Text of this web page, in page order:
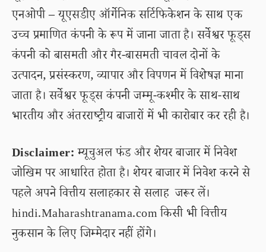
एनओपी – यूएसडीए ऑर्गेनिक सर्टिफिकेशन के साथ एक
उच्च प्रमाणित कंपनी के रूप में जाना जाता है। सर्वेश्वर फूड्स
कंपनी को बासमती और गैर-बासमती चावल दोनों के
उत्पादन, प्रसंस्करण, व्यापार और विपणन में विशेषज्ञ माना
जाता है। सर्वेश्वर फूड्स कंपनी जम्मू-कश्मीर के साथ-साथ
भारतीय और अंतरराष्ट्रीय बाजारों में भी कारोबार कर रही है।
Disclaimer:म्यूचुअल फंड और शेयर बाजार में निवेश
जोखिम पर आधारित होता है। शेयर बाजार में निवेश करने से
पहले अपने वित्तीय सलाहकार से सलाह जरूर लें।
hindi.Maharashtranama.com किसी भी वित्तीय
नुकसान के लिए जिम्मेदार नहीं होंगे।